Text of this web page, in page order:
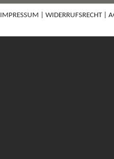
IMPRESSUM WIDERRUFSRECHT|